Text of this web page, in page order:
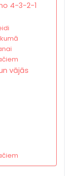
4-3-2-1
vājās